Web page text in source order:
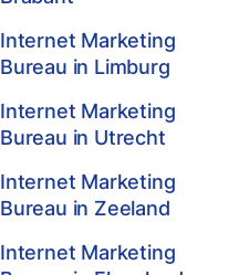
Internet Marketing
Bureau in Limburg
Internet Marketing
Bureau in Utrecht
Internet Marketing
Bureau in Zeeland
Internet Marketing